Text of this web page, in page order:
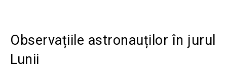
Observațiile astronauților în jurul
Lunii